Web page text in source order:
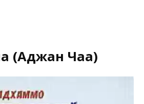
(Аджан Чаа)